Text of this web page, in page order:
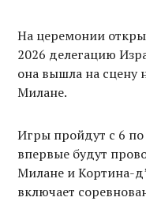
На церемонии
2026 делегацию
она вышла на сцену
Милане.
Игры пройдут с 6
впервые будут
Милане и Кортина-
включает